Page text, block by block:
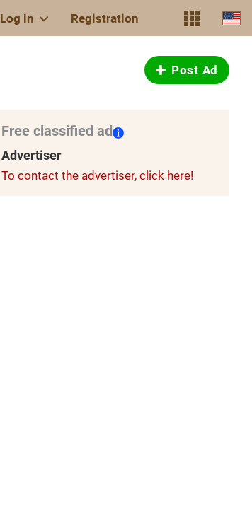
Log in Registration
Post Ad
Free classified ad
Advertiser
To contact the advertiser, click here!